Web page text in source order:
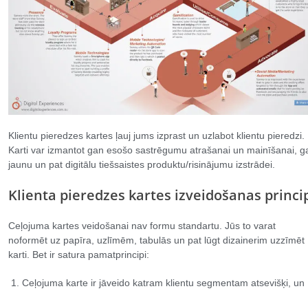
Klientu pieredzes kartes ļauj jums izprast un uzlabot klientu pieredzi.
Karti var izmantot gan esošo sastrēgumu atrašanai un mainīšanai,
jaunu un pat digitālu tiešsaistes produktu/risinājumu izstrādei.
Klienta pieredzes kartes izveidošanas
Ceļojuma kartes veidošanai nav formu standartu. Jūs to varat
noformēt uz papīra, uzlīmēm, tabulās un pat lūgt dizainerim uzzīmēt
karti. Bet ir satura pamatprincipi:
Ceļojuma karte ir jāveido katram klientu segmentam atsevišķi, un